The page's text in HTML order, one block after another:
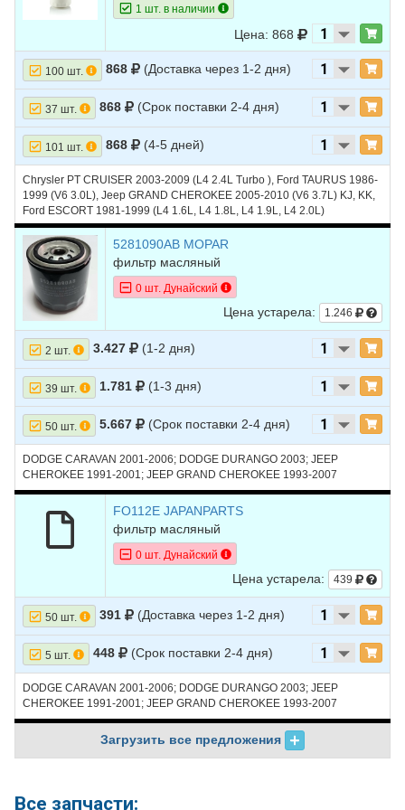
1990 L4 1.9L
25 FORD
26 FORD ESCORT 1988 L4 1.9L
27 FORD
28 FORD ESCORT
L4 1.6L TURBO -
Turbocharged
29 FORD ESCORT 1986 L4 1.9L
30 FORD ESCORT 1985 L4 1.6L
31 FORD ESCORT
32 FORD 1985
33 FORD
34 FORD ESCORT 1984
L4 1.6L TURBO -
Turbocharged
35 FORD
36 FORD ESCORT 1982 L4 1.6L
37 FORD ESCORT 1981 L4 1.6L
TAURUS 1999
TAURUS
TAURUS 1998 V6 3.0L - OHV
41 FORD TAURUS 1998 V6 3.0L - DOHC
42 FORD V6 3.0L - DOHC
43 FORD TAURUS 1997 V6 3.0L - OHV
44 FORD TAURUS 1996 V6 3.0L - DOHC
45 FORD TAURUS 1996 V6 3.0L - OHV
V6 3.0L - DOHC
1 шт. в наличии
Цена: 868
100 шт. 868 (Доставка через 1-2 дня)
37 шт. 868 (Срок поставки 2-4 дня)
101 шт. 868 (4-5 дней)
Chrysler PT CRUISER 2003-2009 (L4 2.4L Turbo ), Ford TAURUS 1986-
1999 (V6 3.0L), Jeep GRAND CHEROKEE 2005-2010 (V6 3.7L) KJ, KK,
Ford ESCORT 1981-1999 (L4 1.6L, L4 1.8L, L4 1.9L, L4 2.0L)
5281090AB MOPAR
фильтр масляный
0 шт. Дунайский
Цена устарела: 1.246
2 шт. 3.427 (1-2 дня)
39 шт. 1.781 (1-3 дня)
50 шт. 5.667 (Срок поставки 2-4 дня)
DODGE CARAVAN 2001-2006; DODGE DURANGO 2003; JEEP
CHEROKEE 1991-2001; JEEP GRAND CHEROKEE 1993-2007
FO112E JAPANPARTS
фильтр масляный
0 шт. Дунайский
Цена устарела: 439
50 шт. 391 (Доставка через 1-2 дня)
5 шт. 448 (Срок поставки 2-4 дня)
DODGE CARAVAN 2001-2006; DODGE DURANGO 2003; JEEP
CHEROKEE 1991-2001; JEEP GRAND CHEROKEE 1993-2007
Загрузить все предложения
Все запчасти: